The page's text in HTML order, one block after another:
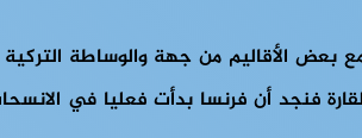
بعض الأقاليم من جهة والوساطة
فنجد أن فرنسا بدأت فعليا في